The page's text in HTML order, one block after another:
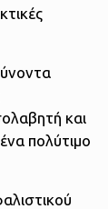
και
πολύτιμο